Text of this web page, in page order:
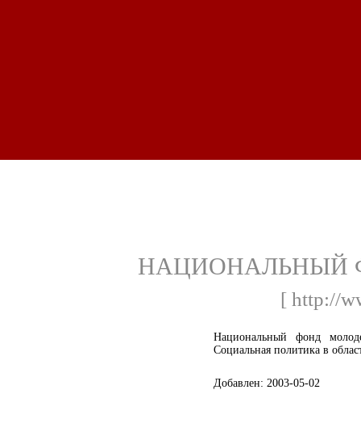
НАЦИОНАЛЬНЫЙ
[ http://
Национальный фонд
Социальная политика в
Добавлен: 2003-05-02